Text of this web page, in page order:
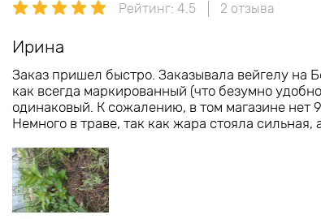
Рейтинг: 4.5 2 отзыва
Ирина
Заказ пришел быстро. Заказывала вейгелу на
как всегда маркированный (что безумно
одинаковый. К сожалению, в том магазине нет
Немного в траве, так как жара стояла сильная,